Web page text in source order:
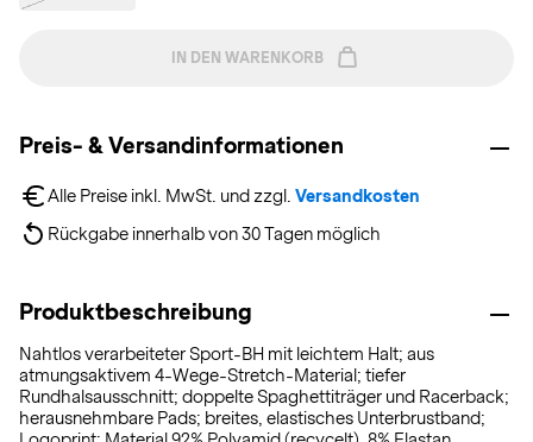
IN DEN WARENKORB
Preis- & Versandinformationen
Alle Preise inkl. MwSt. und zzgl. Versandkosten
Rückgabe innerhalb von 30 Tagen möglich
Produktbeschreibung
Nahtlos verarbeiteter Sport-BH mit leichtem Halt; aus
atmungsaktivem 4-Wege-Stretch-Material; tiefer
Rundhalsausschnitt; doppelte Spaghettiträger und Racerback;
herausnehmbare Pads; breites, elastisches Unterbrustband;